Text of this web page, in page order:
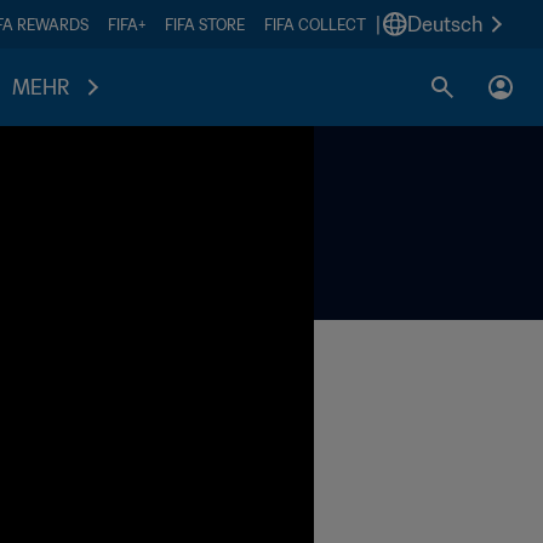
REWARDS FIFA+ FIFA STORE FIFA COLLECT Deutsch
MEHR